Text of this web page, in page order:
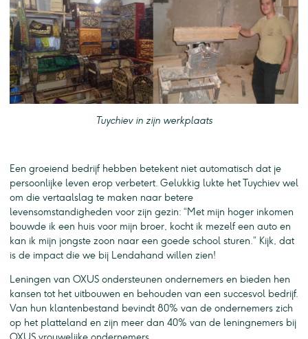
Tuychiev in zijn werkplaats
Een groeiend bedrijf hebben betekent niet automatisch dat je
persoonlijke leven erop verbetert. Gelukkig lukte het Tuychiev wel
om die vertaalslag te maken naar betere
levensomstandigheden voor zijn gezin: “Met mijn hoger inkomen
bouwde ik een huis voor mijn broer, kocht ik mezelf een auto en
kan ik mijn jongste zoon naar een goede school sturen.” Kijk, dat
is de impact die we bij Lendahand willen zien!
Leningen van OXUS ondersteunen ondernemers en bieden hen
kansen tot het uitbouwen en behouden van een succesvol bedrijf.
Van hun klantenbestand bevindt 80% van de ondernemers zich
op het platteland en zijn meer dan 40% van de leningnemers bij